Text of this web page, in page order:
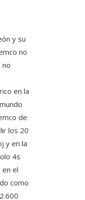
y su
no
no
en la
de
los 20
y en la
4s
en el
como